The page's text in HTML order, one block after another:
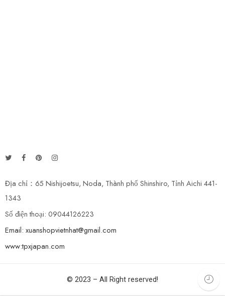
Địa chỉ：65 Nishijoetsu, Noda, Thành phố Shinshiro, Tỉnh Aichi 441-
1343
Số điện thoại: 09044126223
Email: xuanshopvietnhat@gmail.com
www:tpxjapan.com
© 2023 – All Right reserved!